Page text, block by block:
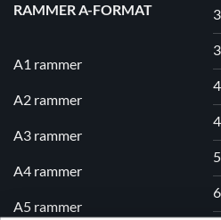
RAMMER A-FORMAT
A1 rammer
A2 rammer
A3 rammer
A4 rammer
A5 rammer